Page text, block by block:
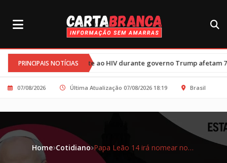
PRINCIPAIS NOTÍCIAS
combate ao HIV durante governo Trump afetam 77 mil crianças
07/08/2026 Última Atualização 07/08/2026 18:19 Brasil
Home Cotidiano Papa Leão 14 irá nomear novos arcebispos para importantes dioceses brasileiras